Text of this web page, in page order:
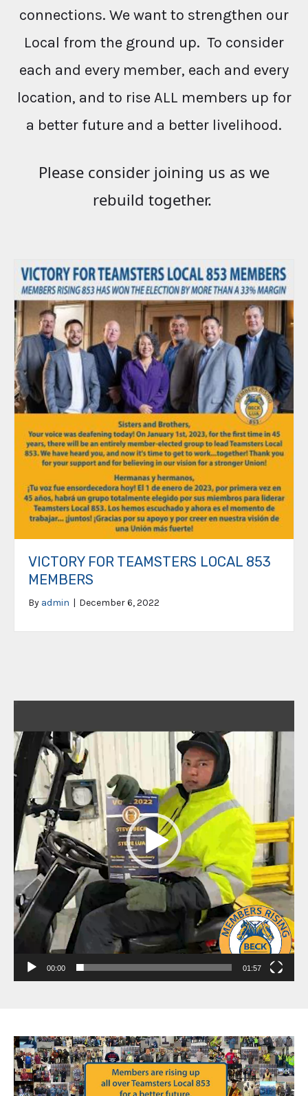
connections. We want to strengthen our
Local from the ground up. To consider
each and every member, each and every
location, and to rise ALL members up for
a better future and a better livelihood.
Please consider joining us as we
rebuild together.
VICTORY FOR TEAMSTERS LOCAL 853
MEMBERS
By admin | December 6, 2022
Player
00:00 01:57